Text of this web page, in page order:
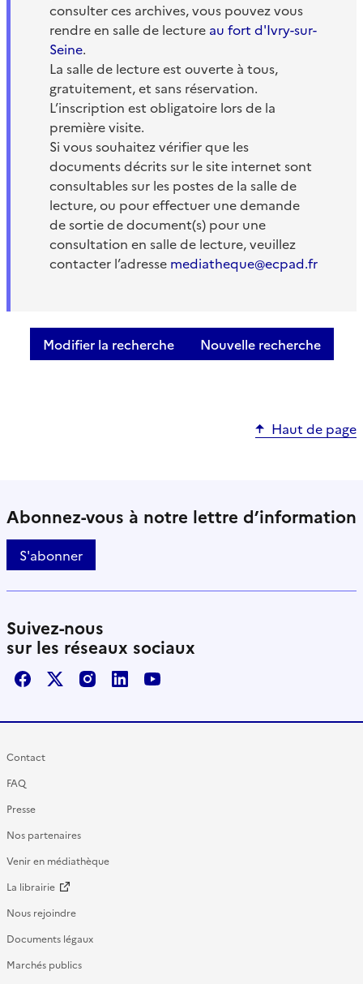
consulter ces archives, vous pouvez vous
rendre en salle de lecture au fort d'Ivry-sur-
Seine.
La salle de lecture est ouverte à tous,
gratuitement, et sans réservation.
L’inscription est obligatoire lors de la
première visite.
Si vous souhaitez vérifier que les
documents décrits sur le site internet sont
consultables sur les postes de la salle de
lecture, ou pour effectuer une demande
de sortie de document(s) pour une
consultation en salle de lecture, veuillez
contacter l’adresse mediatheque@ecpad.fr
Modifier la recherche Nouvelle recherche
Haut de page
Abonnez-vous à notre lettre d’information
S'abonner
Suivez-nous
sur les réseaux sociaux
FacebookX / TwitterInstagram
LinkedInYoutube
Contact
FAQ
Presse
Nos partenaires
Venir en médiathèque
La librairie
Nous rejoindre
Documents légaux
Marchés publics